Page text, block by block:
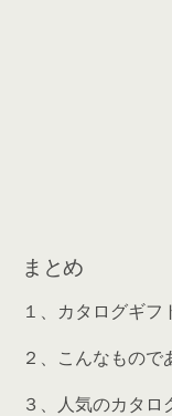
まとめ
１、カタログギフ
２、こんなもの
３、人気のカタロ